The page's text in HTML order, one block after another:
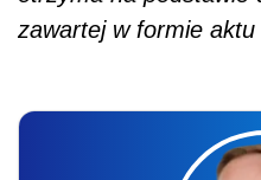
zawartej w formie